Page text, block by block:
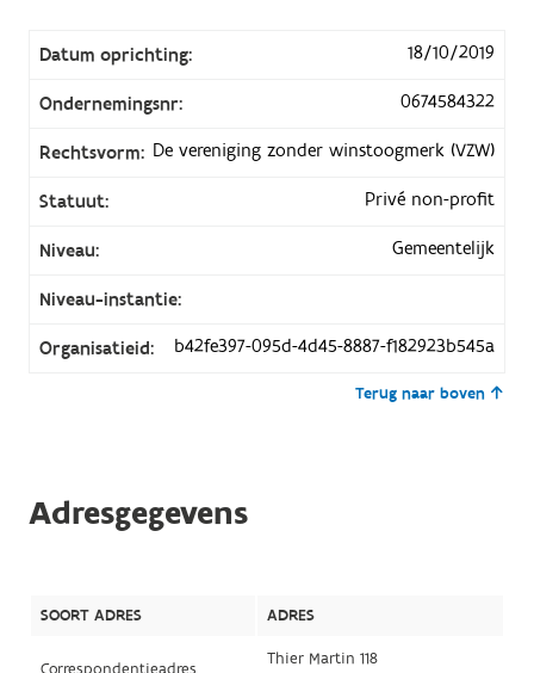
Datum oprichting: 18/10/2019
Ondernemingsnr: 0674584322
Rechtsvorm: De vereniging zonder winstoogmerk (VZW)
Statuut: Privé non-profit
Niveau: Gemeentelijk
Niveau-instantie:
Organisatieid: b42fe397-095d-4d45-8887-f182923b545a
Terug naar boven
Adresgegevens
SOORT ADRES ADRES
Thier Martin 118